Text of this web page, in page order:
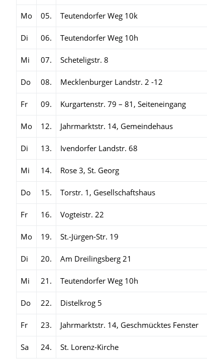
Mo 05. Teutendorfer Weg 10k
Di 06. Teutendorfer Weg 10h
Mi 07. Scheteligstr. 8
Do 08. Mecklenburger Landstr. 2 -12
Fr 09. Kurgartenstr. 79 – 81, Seiteneingang
Mo 12. Jahrmarktstr. 14, Gemeindehaus
Di 13. Ivendorfer Landstr. 68
Mi 14. Rose 3, St. Georg
Do 15. Torstr. 1, Gesellschaftshaus
Fr 16. Vogteistr. 22
Mo 19. St.-Jürgen-Str. 19
Di 20. Am Dreilingsberg 21
Mi 21. Teutendorfer Weg 10h
Do 22. Distelkrog 5
Fr 23. Jahrmarktstr. 14, Geschmücktes Fenster
Sa 24. St. Lorenz-Kirche